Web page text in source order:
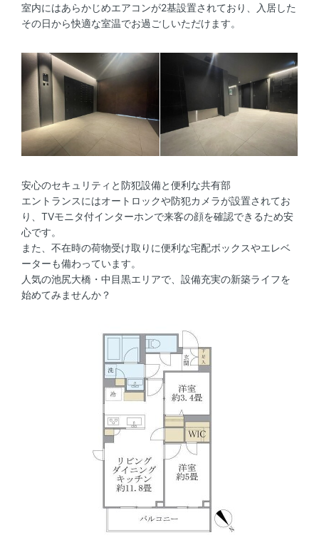
室内にはあらかじめエアコンが2基設置されており、入居した
その日から快適な室温でお過ごしいただけます。
安心のセキュリティと防犯設備と便利な共有部
エントランスにはオートロックや防犯カメラが設置されてお
り、TVモニタ付インターホンで来客の顔を確認できるため安
心です。
また、不在時の荷物受け取りに便利な宅配ボックスやエレベ
ーターも備わっています。
人気の池尻大橋・中目黒エリアで、設備充実の新築ライフを
始めてみませんか？